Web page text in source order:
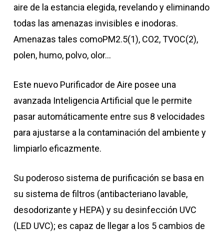
aire de la estancia elegida, revelando y eliminando
todas las amenazas invisibles e inodoras.
Amenazas tales comoPM2.5(1), CO2, TVOC(2),
polen, humo, polvo, olor…
Este nuevo Purificador de Aire posee una
avanzada Inteligencia Artificial que le permite
pasar automáticamente entre sus 8 velocidades
para ajustarse a la contaminación del ambiente y
limpiarlo eficazmente.
Su poderoso sistema de purificación se basa en
su sistema de filtros (antibacteriano lavable,
desodorizante y HEPA) y su desinfección UVC
(LED UVC); es capaz de llegar a los 5 cambios de